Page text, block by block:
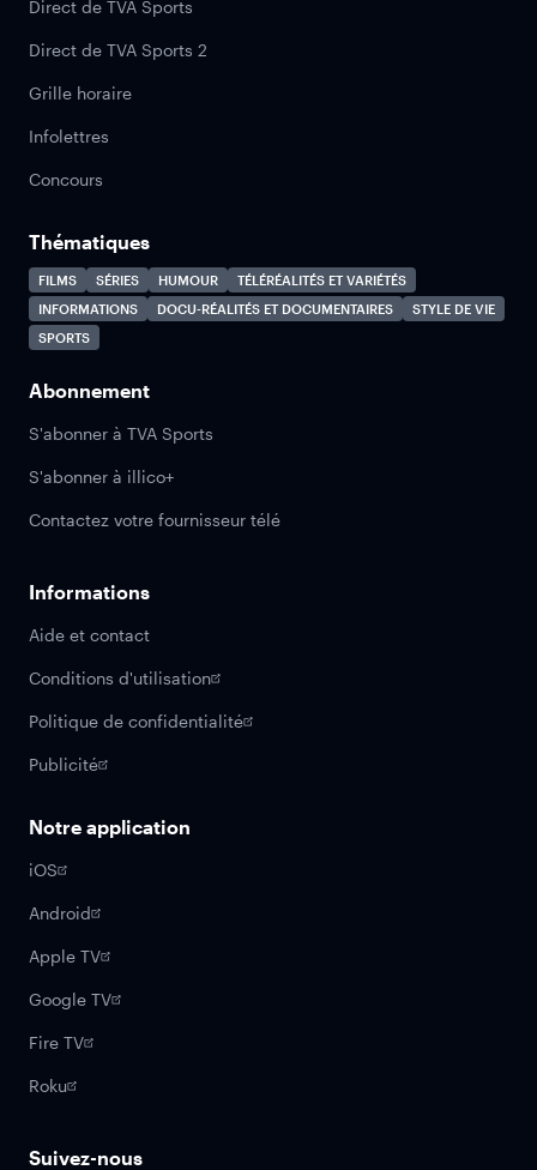
Direct de TVA Sports
Direct de TVA Sports 2
Grille horaire
Infolettres
Concours
Thématiques
FILMS SÉRIES HUMOUR
TÉLÉRÉALITÉS ET VARIÉTÉS
INFORMATIONS
DOCU-RÉALITÉS ET DOCUMENTAIRES
STYLE DE VIE
SPORTS
Abonnement
S'abonner à TVA Sports
S'abonner à illico+
Contactez votre fournisseur télé
Informations
Aide et contact
Conditions d'utilisation
Politique de confidentialité
Publicité
Notre application
iOS
Android
Apple TV
Google TV
Fire TV
Roku
Suivez-nous